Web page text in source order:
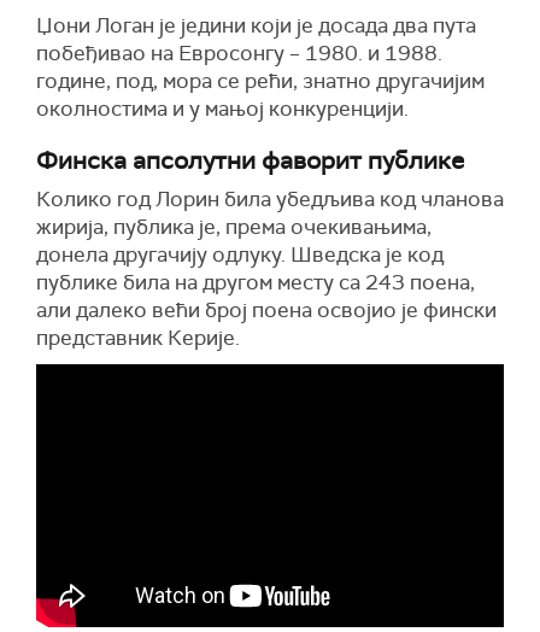
Џони Логан је једини који је досада два пута
побеђивао на Евросонгу – 1980. и 1988.
године, под, мора се рећи, знатно другачијим
околностима и у мањој конкуренцији.
Финска апсолутни фаворит публике
Колико год Лорин била убедљива код чланова
жирија, публика је, према очекивањима,
донела другачију одлуку. Шведска је код
публике била на другом месту са 243 поена,
али далеко већи број поена освојио је фински
представник Керије.